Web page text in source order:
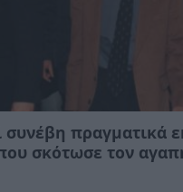
πραγματικά
σκότωσε τον